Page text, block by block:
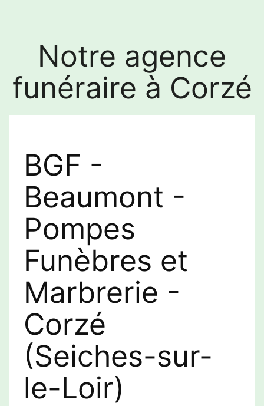
Notre agence
funéraire à Corzé
BGF -
Beaumont -
Pompes
Funèbres et
Marbrerie -
Corzé
(Seiches-sur-
le-Loir)